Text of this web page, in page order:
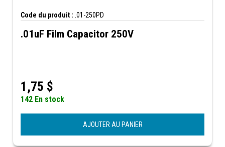
Code du produit : .01-250PD
.01uF Film Capacitor 250V
1,75 $
142 En stock
AJOUTER AU PANIER